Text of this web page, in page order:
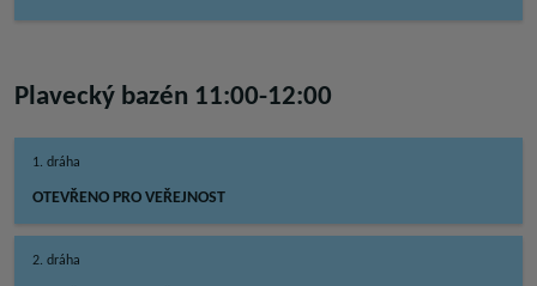
Plavecký bazén 11:00-12:00
1. dráha
OTEVŘENO PRO VEŘEJNOST
2. dráha